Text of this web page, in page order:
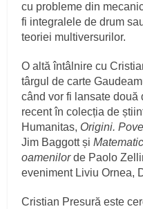
cu probleme din
fi integralele de drum
teoriei multiversurilor.
O altă întâlnire cu
târgul de carte
când vor fi lansate
recent în colecția de
Humanitas, Origini.
Jim Baggott și
oamenilorde Paolo
eveniment Liviu Ornea,
Cristian Presură este